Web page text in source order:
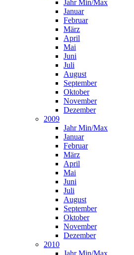
Jahr Min/Max
Januar
Februar
März
April
Mai
Juni
Juli
August
September
Oktober
November
Dezember
2009
Jahr Min/Max
Januar
Februar
März
April
Mai
Juni
Juli
August
September
Oktober
November
Dezember
2010
Jahr Min/Max